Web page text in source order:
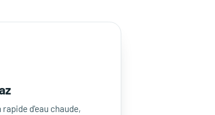
d'eau chaude,